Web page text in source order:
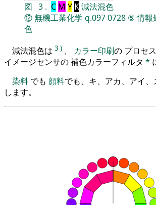
図 3 . C M Y K減法混色
⑫無機工業化学 q.0970728 ⑤情報
色
減法混色は 3 ) 、 カラー印刷の プロセ
イメージセンサの 補色カラーフィルタ *
染料 でも 顔料でも、キ、アカ、アイ
します。